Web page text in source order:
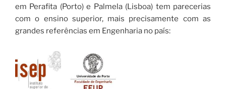
em Perafita (Porto) e Palmela (Lisboa) tem parecerias
com o ensino superior, mais precisamente com as
grandes referências em Engenharia no país: